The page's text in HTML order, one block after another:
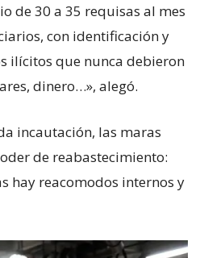
de 30 a 35 requisas al mes
con identificación y
ilícitos que nunca debieron
dinero…», alegó.
incautación, las maras
de reabastecimiento:
hay reacomodos internos y